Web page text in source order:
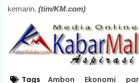
kemarin. (tim/KM.com)
Tags Ambon Ekonomi